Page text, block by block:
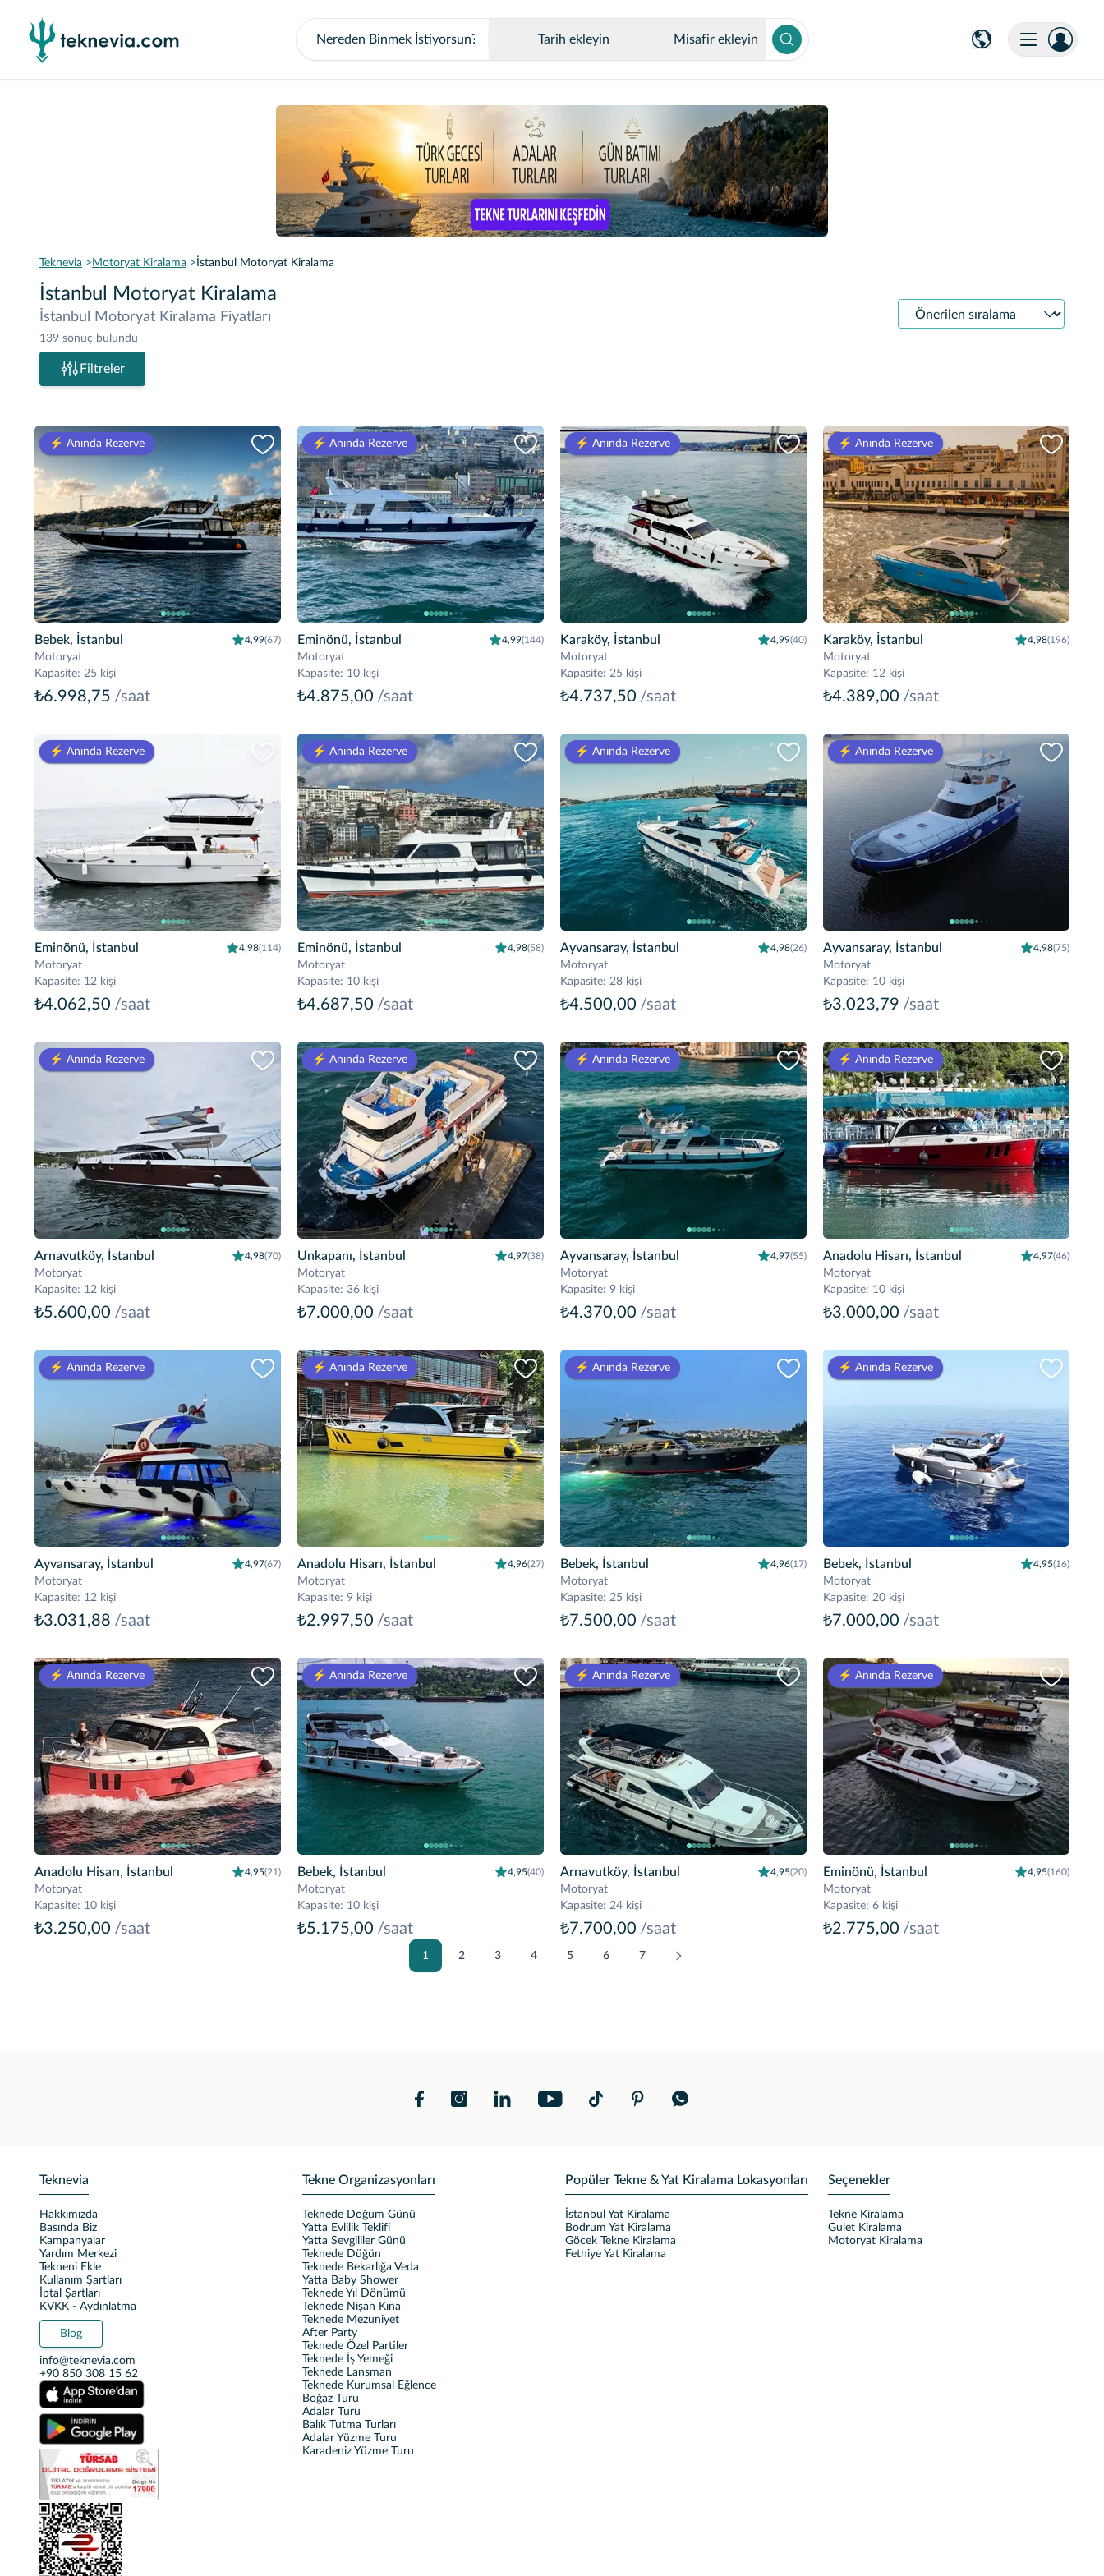
Tarih ekleyin Misafir ekleyin
Teknevia Motoryat Kiralama İstanbul Motoryat Kiralama
İstanbul Motoryat Kiralama
İstanbul Motoryat Kiralama Fiyatları
139 sonuç bulundu
Sıralama
Filtreler
⚡️ Anında Rezerve
Bebek, İstanbul 4,99(67)
Motoryat
Kapasite: 25 kişi
₺6.998,75 /saat
⚡️ Anında Rezerve
Eminönü, İstanbul 4,99(144)
Motoryat
Kapasite: 10 kişi
₺4.875,00 /saat
⚡️ Anında Rezerve
Karaköy, İstanbul 4,99(40)
Motoryat
Kapasite: 25 kişi
₺4.737,50 /saat
⚡️ Anında Rezerve
Karaköy, İstanbul 4,98(196)
Motoryat
Kapasite: 12 kişi
₺4.389,00 /saat
⚡️ Anında Rezerve
Eminönü, İstanbul 4,98(114)
Motoryat
Kapasite: 12 kişi
₺4.062,50 /saat
⚡️ Anında Rezerve
Eminönü, İstanbul 4,98(58)
Motoryat
Kapasite: 10 kişi
₺4.687,50 /saat
⚡️ Anında Rezerve
Ayvansaray, İstanbul 4,98(26)
Motoryat
Kapasite: 28 kişi
₺4.500,00 /saat
⚡️ Anında Rezerve
Ayvansaray, İstanbul 4,98(75)
Motoryat
Kapasite: 10 kişi
₺3.023,79 /saat
⚡️ Anında Rezerve
Arnavutköy, İstanbul 4,98(70)
Motoryat
Kapasite: 12 kişi
₺5.600,00 /saat
⚡️ Anında Rezerve
Unkapanı, İstanbul 4,97(38)
Motoryat
Kapasite: 36 kişi
₺7.000,00 /saat
⚡️ Anında Rezerve
Ayvansaray, İstanbul 4,97(55)
Motoryat
Kapasite: 9 kişi
₺4.370,00 /saat
⚡️ Anında Rezerve
Anadolu Hisarı, İstanbul 4,97(46)
Motoryat
Kapasite: 10 kişi
₺3.000,00 /saat
⚡️ Anında Rezerve
Ayvansaray, İstanbul 4,97(67)
Motoryat
Kapasite: 12 kişi
₺3.031,88 /saat
⚡️ Anında Rezerve
Anadolu Hisarı, İstanbul 4,96(27)
Motoryat
Kapasite: 9 kişi
₺2.997,50 /saat
⚡️ Anında Rezerve
Bebek, İstanbul 4,96(17)
Motoryat
Kapasite: 25 kişi
₺7.500,00 /saat
⚡️ Anında Rezerve
Bebek, İstanbul 4,95(16)
Motoryat
Kapasite: 20 kişi
₺7.000,00 /saat
⚡️ Anında Rezerve
Anadolu Hisarı, İstanbul 4,95(21)
Motoryat
Kapasite: 10 kişi
₺3.250,00 /saat
⚡️ Anında Rezerve
Bebek, İstanbul 4,95(40)
Motoryat
Kapasite: 10 kişi
₺5.175,00 /saat
⚡️ Anında Rezerve
Arnavutköy, İstanbul 4,95(20)
Motoryat
Kapasite: 24 kişi
₺7.700,00 /saat
⚡️ Anında Rezerve
Eminönü, İstanbul 4,95(160)
Motoryat
Kapasite: 6 kişi
₺2.775,00 /saat
1 2 3 4 5 6 7
Teknevia
Hakkımızda
Basında Biz
Kampanyalar
Yardım Merkezi
Tekneni Ekle
Kullanım Şartları
İptal Şartları
KVKK - Aydınlatma
Blog
info@teknevia.com
+90 850 308 15 62
Tekne Organizasyonları
Teknede Doğum Günü
Yatta Evlilik Teklifi
Yatta Sevgililer Günü
Teknede Düğün
Teknede Bekarlığa Veda
Yatta Baby Shower
Teknede Yıl Dönümü
Teknede Nişan Kına
Teknede Mezuniyet
After Party
Teknede Özel Partiler
Teknede İş Yemeği
Teknede Lansman
Teknede Kurumsal Eğlence
Boğaz Turu
Adalar Turu
Balık Tutma Turları
Adalar Yüzme Turu
Karadeniz Yüzme Turu
Popüler Tekne & Yat Kiralama Lokasyonları
İstanbul Yat Kiralama
Bodrum Yat Kiralama
Göcek Tekne Kiralama
Fethiye Yat Kiralama
Seçenekler
Tekne Kiralama
Gulet Kiralama
Motoryat Kiralama